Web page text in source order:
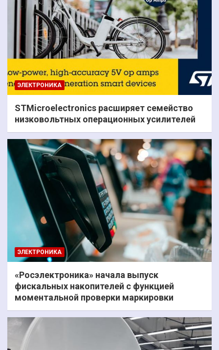
ЭЛЕКТРОНИКА
STMicroelectronics расширяет семейство
низковольтных операционных усилителей
ЭЛЕКТРОНИКА
«Росэлектроника» начала выпуск
фискальных накопителей с функцией
моментальной проверки маркировки